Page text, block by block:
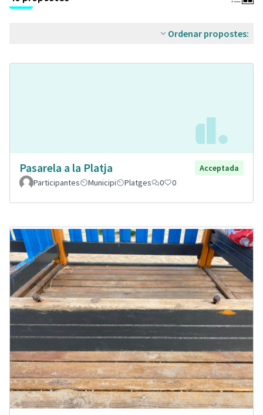
Ordenar propostes:
Pasarela a la Platja
Acceptada
Participantes
Municipi Platges 0 0